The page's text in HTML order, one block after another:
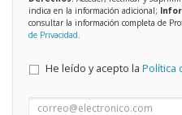
indica en la información adicional;
consultar la información completa de
de Privacidad
He leído y acepto la Política